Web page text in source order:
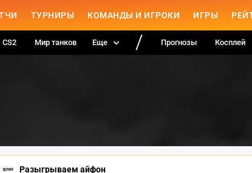
ТУРНИРЫ КОМАНДЫ И ИГРОКИ ИГРЫ
CS2 Мир танков Еще Прогнозы Косплей
Разыгрываем айфон